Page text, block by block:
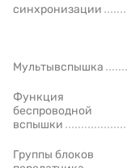
синхронизации
Мультывспышка
Функция
беспроводной
вспышки
Группы блоков